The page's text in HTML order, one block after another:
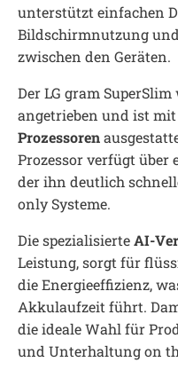
unterstützt einfachen
Bildschirmnutzung
zwischen den Geräten.
Der LG gram
angetrieben und ist mit
Prozessoren
Prozessor verfügt über
der ihn deutlich
only Systeme.
Die spezialisierteAI-
Leistung, sorgt für
die Energieeffizienz,
Akkulaufzeit führt.
die ideale Wahl für
und Unterhaltung on